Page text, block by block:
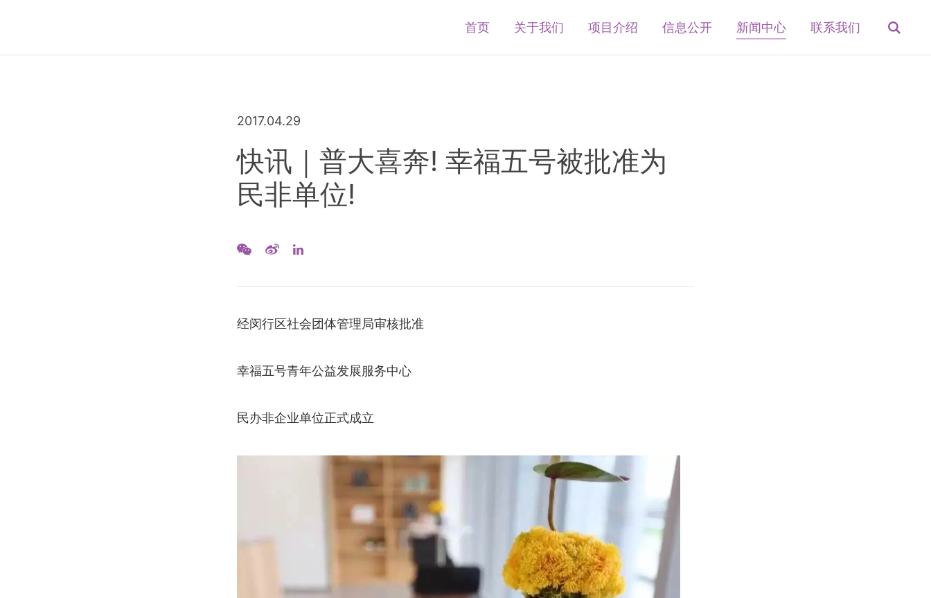
首页 关于我们 项目介绍 信息公开 新闻中心 联系我们
2017.04.29
快讯｜普大喜奔! 幸福五号被批准为
民非单位!
经闵行区社会团体管理局审核批准
幸福五号青年公益发展服务中心
民办非企业单位正式成立